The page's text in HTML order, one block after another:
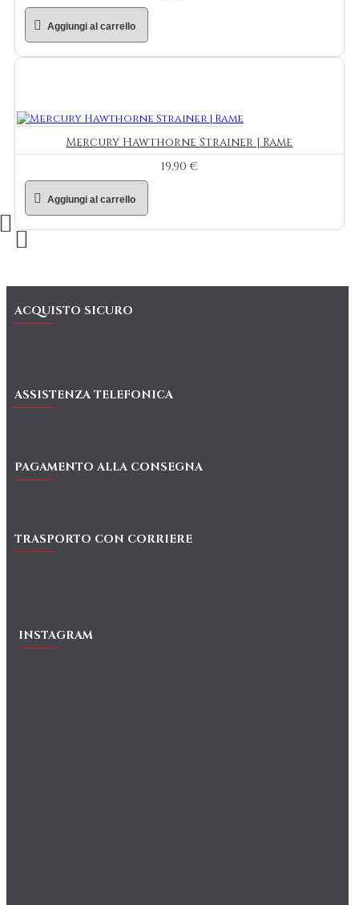
Aggiungi al carrello
Mercury Hawthorne Strainer | Rame
19,90 €
Aggiungi al carrello
ACQUISTO SICURO
ASSISTENZA TELEFONICA
PAGAMENTO ALLA CONSEGNA
TRASPORTO CON CORRIERE
INSTAGRAM